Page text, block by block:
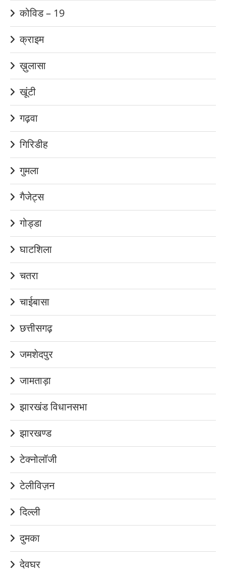
कोविड – 19
क्राइम
ख़ुलासा
खूंटी
गढ़वा
गिरिडीह
गुमला
गैजेट्स
गोड्डा
घाटशिला
चतरा
चाईबासा
छत्तीसगढ़
जमशेदपुर
जामताड़ा
झारखंड विधानसभा
झारखण्ड
टेक्नोलॉजी
टेलीविज़न
दिल्ली
दुमका
देवघर